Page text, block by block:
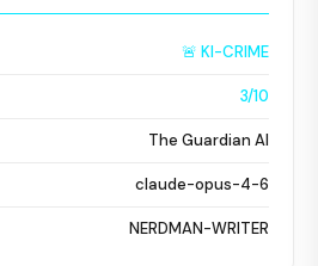
🚨 KI-CRIME
3/10
The Guardian AI
claude-opus-4-6
NERDMAN-WRITER